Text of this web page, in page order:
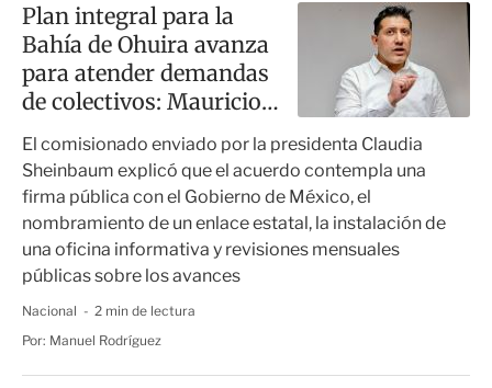
Plan integral para la
Bahía de Ohuira avanza
para atender demandas
de colectivos: Mauricio
El comisionado enviado por la presidenta Claudia
Sheinbaum explicó que el acuerdo contempla una
firma pública con el Gobierno de México, el
nombramiento de un enlace estatal, la instalación de
una oficina informativa y revisiones mensuales
públicas sobre los avances
Nacional
2 min de lectura
Por: Manuel Rodríguez